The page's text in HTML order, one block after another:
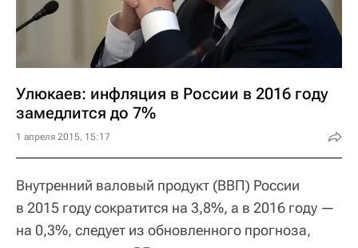
Улюкаев: инфляция в России в 2016 году
замедлится до 7%
1 апреля 2015, 15:17
Внутренний валовый продукт (ВВП) России
в 2015 году сократится на 3,8%, а в 2016 году —
на 0,3%, следует из обновленного прогноза,